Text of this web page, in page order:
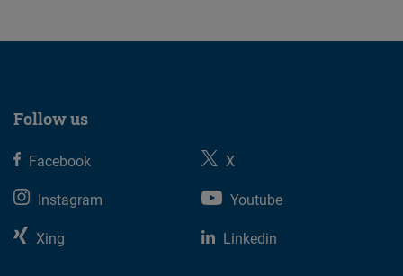
Follow us
Facebook
X
Instagram
Youtube
Xing
Linkedin